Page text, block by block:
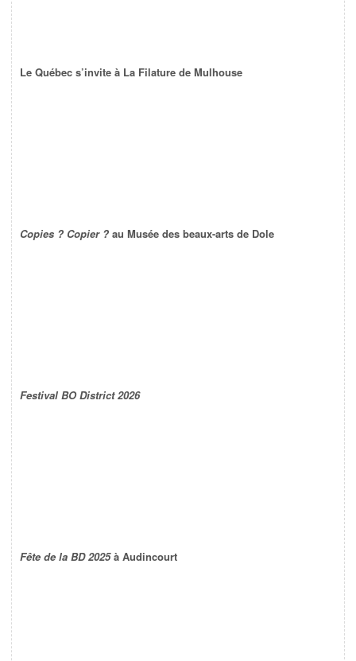
Le Québec s’invite à La Filature de Mulhouse
Copies ? Copier ? au Musée des beaux-arts de Dole
Festival BO District 2026
Fête de la BD 2025à Audincourt